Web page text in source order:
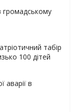
громадському
табір
100 дітей
аварії в